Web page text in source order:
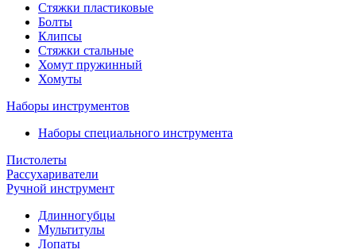
Стяжки пластиковые
Болты
Клипсы
Стяжки стальные
Хомут пружинный
Хомуты
Наборы инструментов
Наборы специального инструмента
Пистолеты
Рассухариватели
Ручной инструмент
Длинногубцы
Мультитулы
Лопаты